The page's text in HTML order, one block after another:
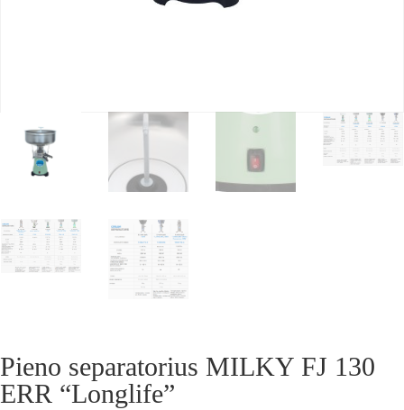
Pieno separatorius MILKY FJ 130
ERR “Longlife”